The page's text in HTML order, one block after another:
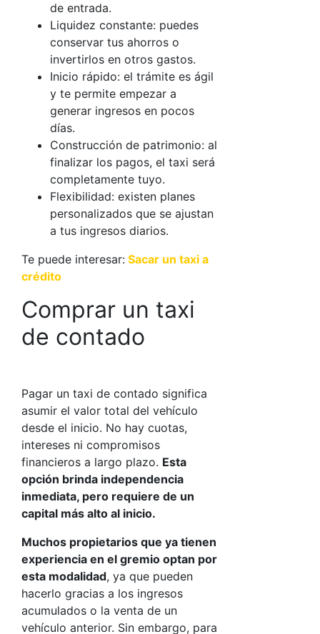
de entrada.
Liquidez constante: puedes
conservar tus ahorros o
invertirlos en otros gastos.
Inicio rápido: el trámite es ágil
y te permite empezar a
generar ingresos en pocos
días.
Construcción de patrimonio: al
finalizar los pagos, el taxi será
completamente tuyo.
Flexibilidad: existen planes
personalizados que se ajustan
a tus ingresos diarios.
Te puede interesar: Sacar un taxi a
crédito
Comprar un taxi
de contado
Pagar un taxi de contado significa
asumir el valor total del vehículo
desde el inicio. No hay cuotas,
intereses ni compromisos
financieros a largo plazo. Esta
opción brinda independencia
inmediata, pero requiere de un
capital más alto al inicio.
Muchos propietarios que ya tienen
experiencia en el gremio optan por
esta modalidad, ya que pueden
hacerlo gracias a los ingresos
acumulados o la venta de un
vehículo anterior. Sin embargo, para